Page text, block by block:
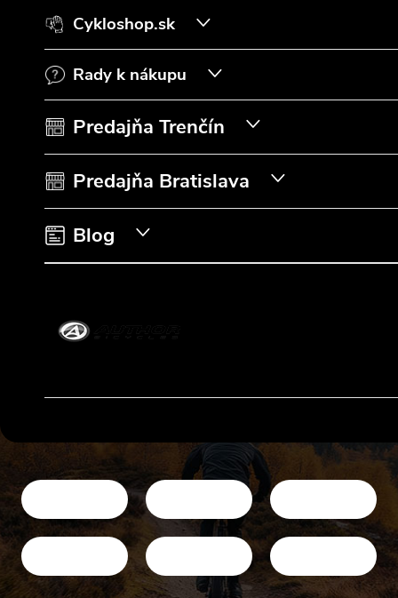
Cykloshop.sk
Rady k nákupu
Predajňa Trenčín
Predajňa Bratislava
Blog